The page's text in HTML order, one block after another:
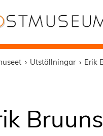
Utställningar Erik